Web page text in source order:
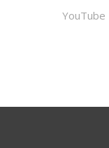
YouTube